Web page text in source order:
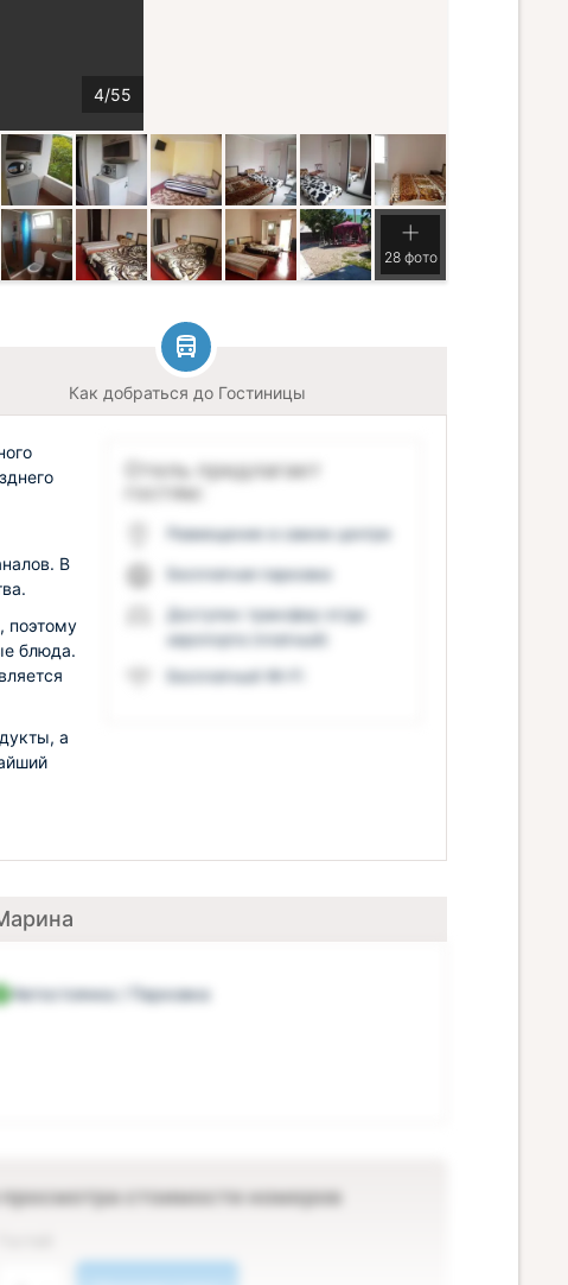
28 фото
Как добраться до Гостиницы
Отель предлагает
гостям:
Размещение в самом центре
Бесплатная парковка
Доступен трансфер от/до
аэропорта (платный)
Бесплатный Wi-Fi
В
поэтому
блюда.
а
Автостоянка / Парковка
стоимости номеров